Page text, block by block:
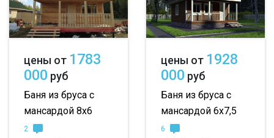
цены от 1783
000 руб
Баня из бруса с
мансардой 8х6
2
цены от 1928
000 руб
Баня из бруса с
мансардой 6х7,5
6